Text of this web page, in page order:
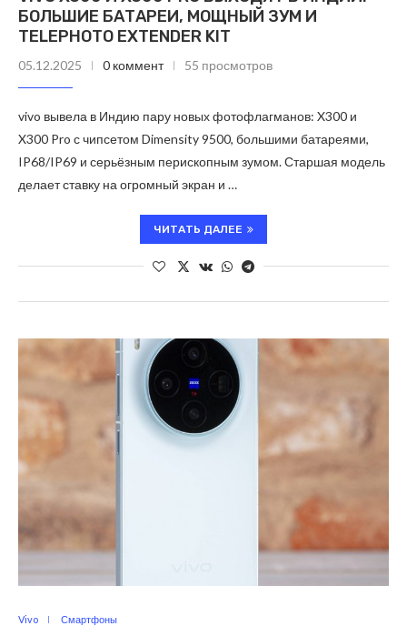
БОЛЬШИЕ БАТАРЕИ, МОЩНЫЙ ЗУМ И
TELEPHOTO EXTENDER KIT
05.12.2025 0 коммент 55 просмотров
vivo вывела в Индию пару новых фотофлагманов: X300 и
X300 Pro с чипсетом Dimensity 9500, большими батареями,
IP68/IP69 и серьёзным перископным зумом. Старшая модель
делает ставку на огромный экран и …
ЧИТАТЬ ДАЛЕЕ
Vivo Смартфоны